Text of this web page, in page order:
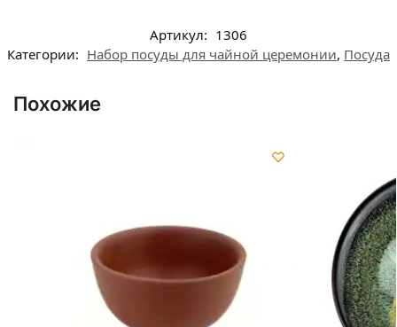
Артикул: 1306
Категории: Набор посуды для чайной церемонии, Посуда
Похожие